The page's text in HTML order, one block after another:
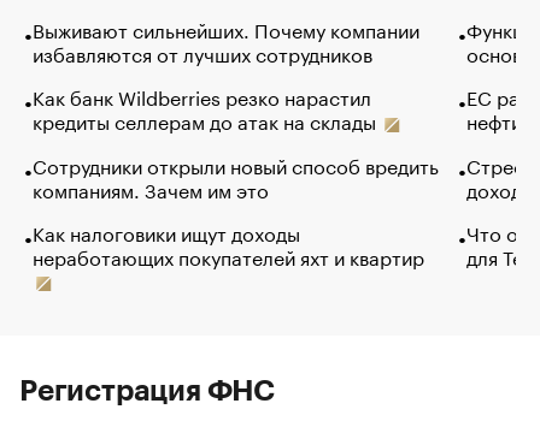
Выживают сильнейших. Почему компании
избавляются от лучших сотрудников
Как банк Wildberries резко нарастил
кредиты селлерам до атак на склады
Сотрудники открыли новый способ вредить
компаниям. Зачем им это
Как налоговики ищут доходы
неработающих покупателей яхт и квартир
основ
ЕС
нефти
Что
для
Регистрация ФНС